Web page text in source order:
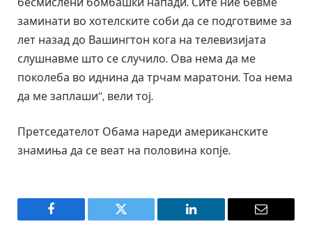
заминати во хотелските соби да се подготвиме за
лет назад до Вашингтон кога на телевизијата
слушнавме што се случило. Ова нема да ме
поколеба во иднина да трчам маратони. Тоа нема
да ме заплаши“, вели тој.
Претседателот Обама нареди американските
знамиња да се веат на половина копје.
Facebook Twitter LinkedIn Email